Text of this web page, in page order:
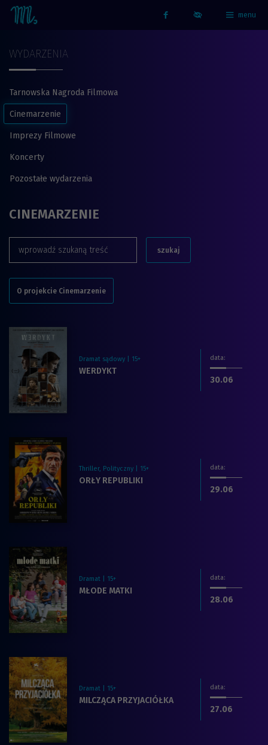
Strona główna - Kino Marzenie Facebook
menu
WYDARZENIA
Tarnowska Nagroda Filmowa
Cinemarzenie
Imprezy Filmowe
Koncerty
Pozostałe wydarzenia
CINEMARZENIE
szukaj
O projekcie Cinemarzenie
Dramat sądowy | 15+
Zobacz więcej na temat filmu:
WERDYKT
data:
dnia
30.06
Thriller, Polityczny | 15+
Zobacz więcej na temat filmu:
ORŁY REPUBLIKI
data:
dnia
29.06
Dramat | 15+
Zobacz więcej na temat filmu:
MŁODE MATKI
data:
dnia
28.06
Dramat | 15+
Zobacz więcej na temat filmu:
MILCZĄCA PRZYJACIÓŁKA
data:
dnia
27.06